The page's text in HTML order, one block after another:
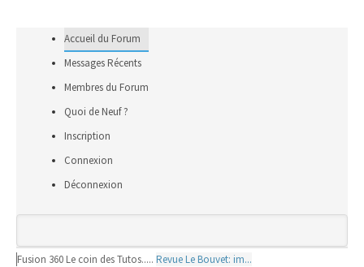
Accueil du Forum
Messages Récents
Membres du Forum
Quoi de Neuf ?
Inscription
Connexion
Déconnexion
Fusion 360 Le coin des Tutos..... Revue Le Bouvet: im...